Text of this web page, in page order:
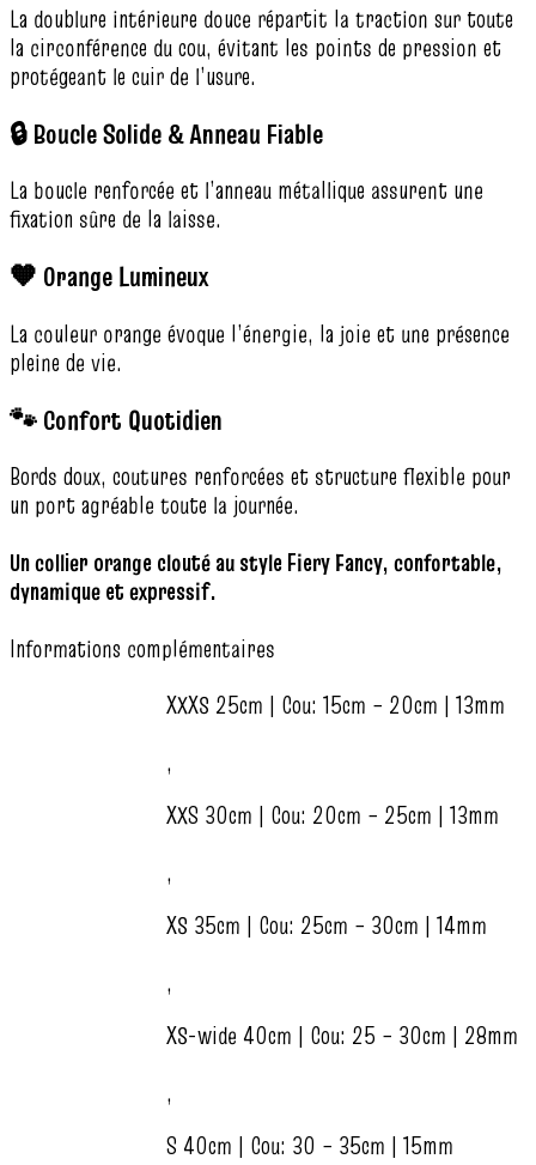
La doublure intérieure douce répartit la traction sur toute
la circonférence du cou, évitant les points de pression et
protégeant le cuir de l’usure.
🔒 Boucle Solide & Anneau Fiable
La boucle renforcée et l’anneau métallique assurent une
fixation sûre de la laisse.
🧡 Orange Lumineux
La couleur orange évoque l’énergie, la joie et une présence
pleine de vie.
🐾 Confort Quotidien
Bords doux, coutures renforcées et structure flexible pour
un port agréable toute la journée.
Un collier orange clouté au style Fiery Fancy, confortable,
dynamique et expressif.
Informations complémentaires
XXXS 25cm | Cou: 15cm – 20cm | 13mm
,
XXS 30cm | Cou: 20cm – 25cm | 13mm
,
XS 35cm | Cou: 25cm – 30cm | 14mm
,
XS-wide 40cm | Cou: 25 – 30cm | 28mm
,
S 40cm | Cou: 30 – 35cm | 15mm